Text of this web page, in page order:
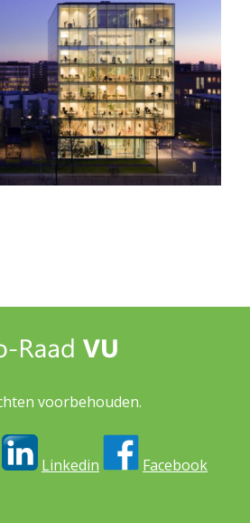
voorbehouden.
Linkedin Facebook